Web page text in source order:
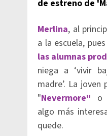
de estreno de
Merlina, al
a la escuela, pues
las alumnas
niega a ‘vivir
madre’. La
"Nevermore" o
algo más
quede.